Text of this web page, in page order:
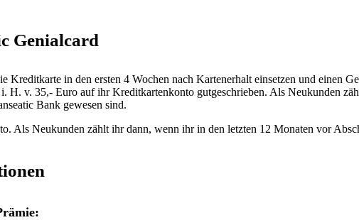
Genialcard
Kreditkarte in den ersten 4 Wochen nach Kartenerhalt einsetzen und einen
H. v. 35,- Euro auf ihr Kreditkartenkonto gutgeschrieben. Als Neukunden
Bank gewesen sind.
Als Neukunden zählt ihr dann, wenn ihr in den letzten 12 Monaten vor